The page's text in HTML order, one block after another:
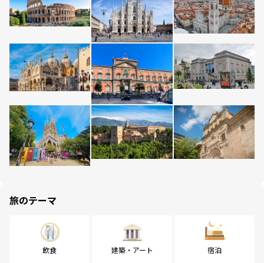
旅のテーマ
飲食 建築・アート 宿泊